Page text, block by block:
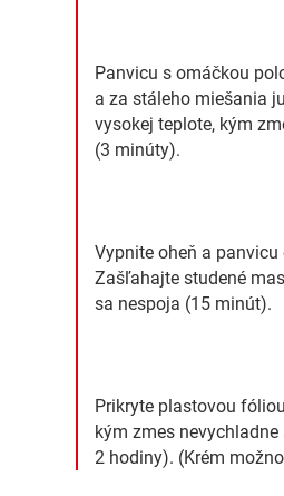
Panvicu s omáčkou
a za stáleho miešania
vysokej teplote, kým
(3 minúty).
Vypnite oheň a
Zašľahajte studené
sa nespoja (15 minút).
Prikryte plastovou
kým zmes
2 hodiny). (Krém